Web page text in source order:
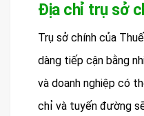
Địa chỉ trụ sở
Trụ sở chính của
dàng tiếp cận bằng
và doanh nghiệp có
chỉ và tuyến đường